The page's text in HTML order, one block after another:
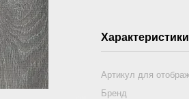
Характеристики
Артикул для
Бренд